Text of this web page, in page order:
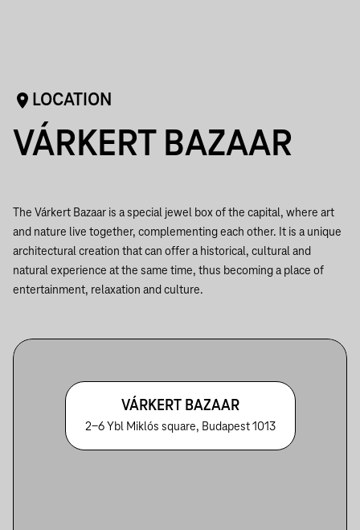
LOCATION
VÁRKERT BAZAAR
The Várkert Bazaar is a special jewel box of the capital, where art
and nature live together, complementing each other. It is a unique
architectural creation that can offer a historical, cultural and
natural experience at the same time, thus becoming a place of
entertainment, relaxation and culture.
VÁRKERT BAZAAR
2-6 Ybl Miklós square, Budapest 1013